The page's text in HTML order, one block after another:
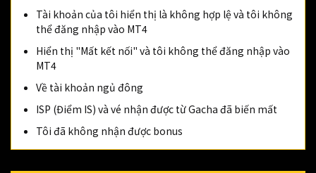
Tài khoản của tôi hiển thị là không hợp lệ và tôi không
thể đăng nhập vào MT4
Hiển thị "Mất kết nối" và tôi không thể đăng nhập vào
MT4
Về tài khoản ngủ đông
ISP (Điểm IS) và vé nhận được từ Gacha đã biến mất
Tôi đã không nhận được bonus